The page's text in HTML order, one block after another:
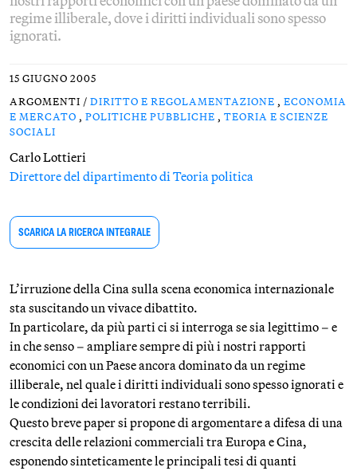
regime illiberale, dove i diritti individuali sono spesso
ignorati.
15 GIUGNO 2005
ARGOMENTI / DIRITTO E REGOLAMENTAZIONE , ECONOMIA
E MERCATO , POLITICHE PUBBLICHE , TEORIA E SCIENZE
SOCIALI
Carlo Lottieri
Direttore del dipartimento di Teoria politica
SCARICA LA RICERCA INTEGRALE
L’irruzione della Cina sulla scena economica internazionale
sta suscitando un vivace dibattito.
In particolare, da più parti ci si interroga se sia legittimo – e
in che senso – ampliare sempre di più i nostri rapporti
economici con un Paese ancora dominato da un regime
illiberale, nel quale i diritti individuali sono spesso ignorati e
le condizioni dei lavoratori restano terribili.
Questo breve paper si propone di argomentare a difesa di una
crescita delle relazioni commerciali tra Europa e Cina,
esponendo sinteticamente le principali tesi di quanti